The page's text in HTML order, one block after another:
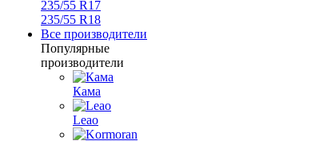
235/55 R17
235/55 R18
Все производители
Популярные
производители
Кама
Leao